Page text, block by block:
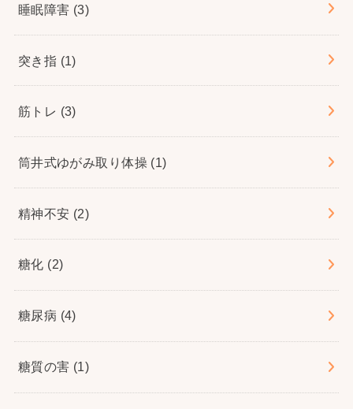
睡眠障害 (3)
突き指 (1)
筋トレ (3)
筒井式ゆがみ取り体操 (1)
精神不安 (2)
糖化 (2)
糖尿病 (4)
糖質の害 (1)